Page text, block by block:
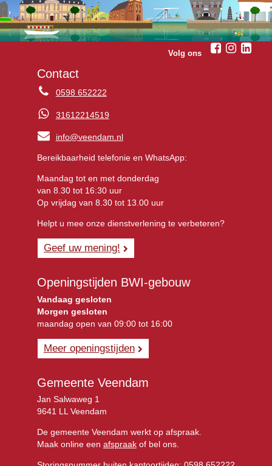
Volg ons
Contact
0598 652222
31612214519
info@veendam.nl
Bereikbaarheid telefonie en WhatsApp:
Maandag tot en met donderdag
van 8.30 tot 16:30 uur
Op vrijdag van 8.30 tot 13.00 uur
Helpt u mee onze dienstverlening te verbeteren?
Geef uw mening!
Openingstijden BWI-gebouw
Vandaag gesloten
Morgen gesloten
maandag open van 09:00 tot 16:00
Meer openingstijden
Gemeente Veendam
Jan Salwaweg 1
9641 LL Veendam
De gemeente Veendam werkt op afspraak.
Maak online een afspraakof bel ons.